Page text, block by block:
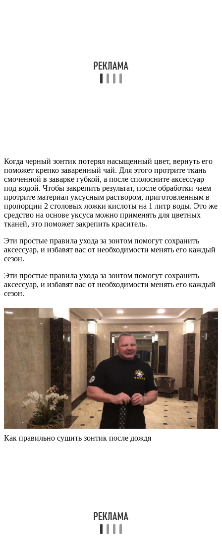
Когда черный зонтик потерял насыщенный цвет, вернуть его
поможет крепко заваренный чай. Для этого протрите ткань
смоченной в заварке губкой, а после сполосните аксессуар
под водой. Чтобы закрепить результат, после обработки чаем
протрите материал уксусным раствором, приготовленным в
пропорции 2 столовых ложки кислоты на 1 литр воды. Это же
средство на основе уксуса можно применять для цветных
тканей, это поможет закрепить краситель.
Эти простые правила ухода за зонтом помогут сохранить
аксессуар, и избавят вас от необходимости менять его каждый
сезон.
Эти простые правила ухода за зонтом помогут сохранить
аксессуар, и избавят вас от необходимости менять его каждый
сезон.
Как правильно сушить зонтик после дождя